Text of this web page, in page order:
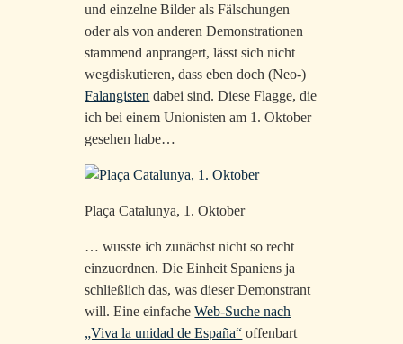
und einzelne Bilder als Fälschungen
oder als von anderen Demonstrationen
stammend anprangert, lässt sich nicht
wegdiskutieren, dass eben doch (Neo-)
Falangisten dabei sind. Diese Flagge, die
ich bei einem Unionisten am 1. Oktober
gesehen habe…
Plaça Catalunya, 1. Oktober
… wusste ich zunächst nicht so recht
einzuordnen. Die Einheit Spaniens ja
schließlich das, was dieser Demonstrant
will. Eine einfacheWeb-Suche nach
„Viva la unidad de España“ offenbart